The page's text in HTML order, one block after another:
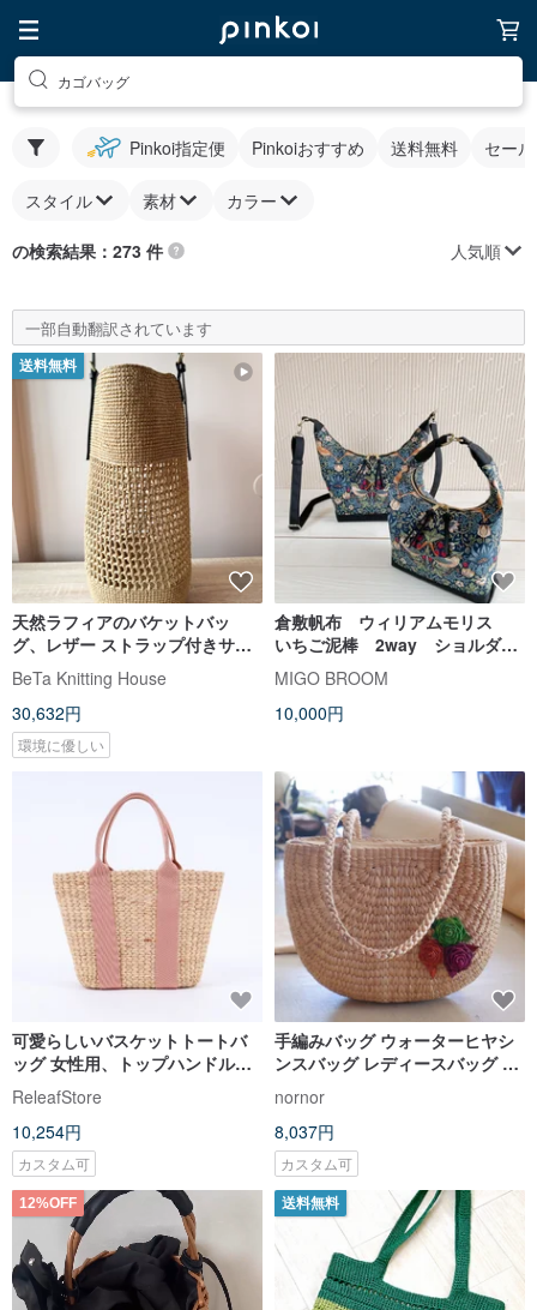
カゴバッグ
Pinkoi指定便 Pinkoiおすすめ 送料無料 セー
スタイル 素材 カラー
の検索結果：273 件 人気順
一部自動翻訳されています
送料無料
天然ラフィアのバケットバッ
グ、レザー ストラップ付きサマ
ーストロー トートバッグ
BeTa Knitting House
30,632円
環境に優しい
倉敷帆布 ウィリアムモリス
いちご泥棒 2way ショルダー
バッグ 軽量 自立 ホーボー
バッグ ハーフムーンバッグ
MIGO BROOM
10,000円
可愛らしいバスケットトートバ
ッグ 女性用、トップハンドルの
マーケットトートバッグ、小さ
なストローバッグ
ReleafStore
10,254円
カスタム可
手編みバッグ ウォーターヒヤシ
ンスバッグ レディースバッグ サ
nornor
8,037円
カスタム可
12%OFF 送料無料